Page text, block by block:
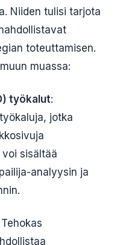
Niiden tulisi tarjota
toteuttamisen.
muassa:
työkalut:
jotka
sisältää
analyysin ja
Tehokas